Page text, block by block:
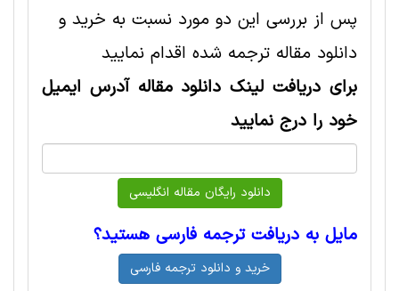
پس از بررسی این دو مورد نسبت به خرید و
دانلود مقاله ترجمه شده اقدام نمایید
برای دریافت لینک دانلود مقاله آدرس ایمیل
خود را درج نمایید
مایل به دریافت ترجمه فارسی هستید؟